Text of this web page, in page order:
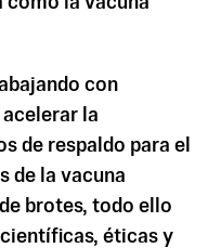
con
la
de respaldo para el
de la vacuna
brotes, todo ello
éticas y